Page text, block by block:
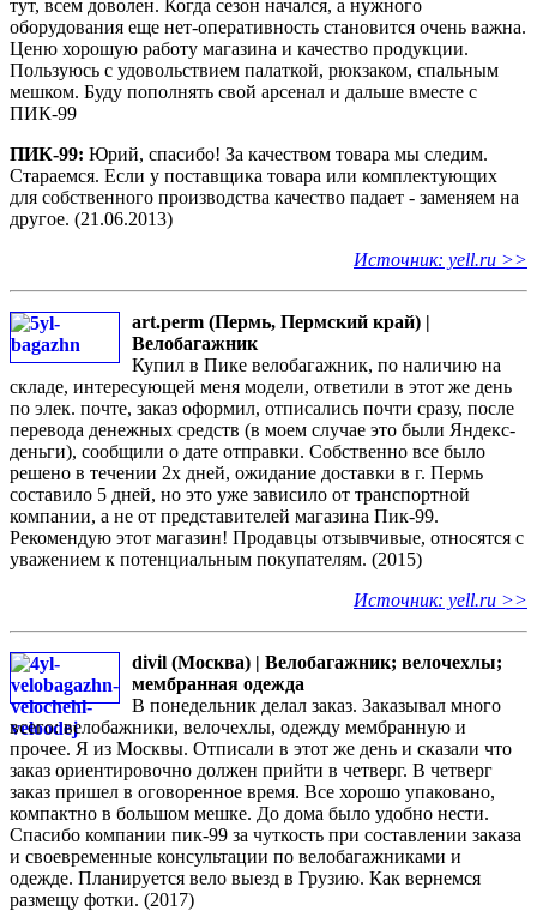
тут, всем доволен. Когда сезон начался, а нужного
оборудования еще нет-оперативность становится очень важна.
Ценю хорошую работу магазина и качество продукции.
Пользуюсь с удовольствием палаткой, рюкзаком, спальным
мешком. Буду пополнять свой арсенал и дальше вместе с
ПИК-99
ПИК-99: Юрий, спасибо! За качеством товара мы следим.
Стараемся. Если у поставщика товара или комплектующих
для собственного производства качество падает - заменяем на
другое. (21.06.2013)
Источник: yell.ru >>
art.perm (Пермь, Пермский край) |
Велобагажник
Купил в Пике велобагажник, по наличию на
складе, интересующей меня модели, ответили в этот же день
по элек. почте, заказ оформил, отписались почти сразу, после
перевода денежных средств (в моем случае это были Яндекс-
деньги), сообщили о дате отправки. Собственно все было
решено в течении 2х дней, ожидание доставки в г. Пермь
составило 5 дней, но это уже зависило от транспортной
компании, а не от представителей магазина Пик-99.
Рекомендую этот магазин! Продавцы отзывчивые, относятся с
уважением к потенциальным покупателям. (2015)
Источник: yell.ru >>
divil (Москва) | Велобагажник; велочехлы;
мембранная одежда
В понедельник делал заказ. Заказывал много
всего: велобажники, велочехлы, одежду мембранную и
прочее. Я из Москвы. Отписали в этот же день и сказали что
заказ ориентировочно должен прийти в четверг. В четверг
заказ пришел в оговоренное время. Все хорошо упаковано,
компактно в большом мешке. До дома было удобно нести.
Спасибо компании пик-99 за чуткость при составлении заказа
и своевременные консультации по велобагажниками и
одежде. Планируется вело выезд в Грузию. Как вернемся
размещу фотки. (2017)